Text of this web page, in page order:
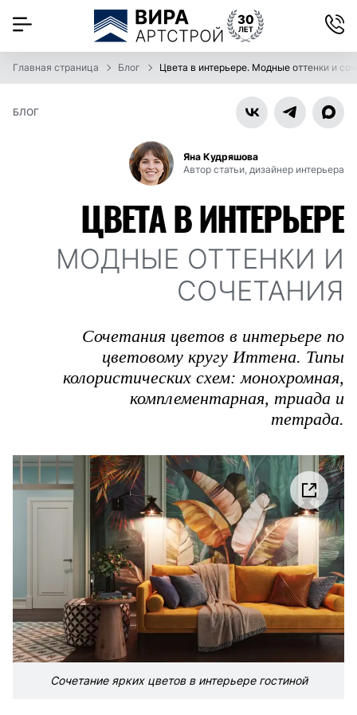
Главная страница Блог Цвета в интерьере. Модные оттенки и
БЛОГ
Яна Кудряшова
Автор статьи, дизайнер интерьера
ЦВЕТА В ИНТЕРЬЕРЕ
МОДНЫЕ ОТТЕНКИ И
СОЧЕТАНИЯ
Сочетания цветов в интерьере по
цветовому кругу Иттена. Типы
колористических схем: монохромная,
комплементарная, триада и
тетрада.
Сочетание ярких цветов в интерьере гостиной